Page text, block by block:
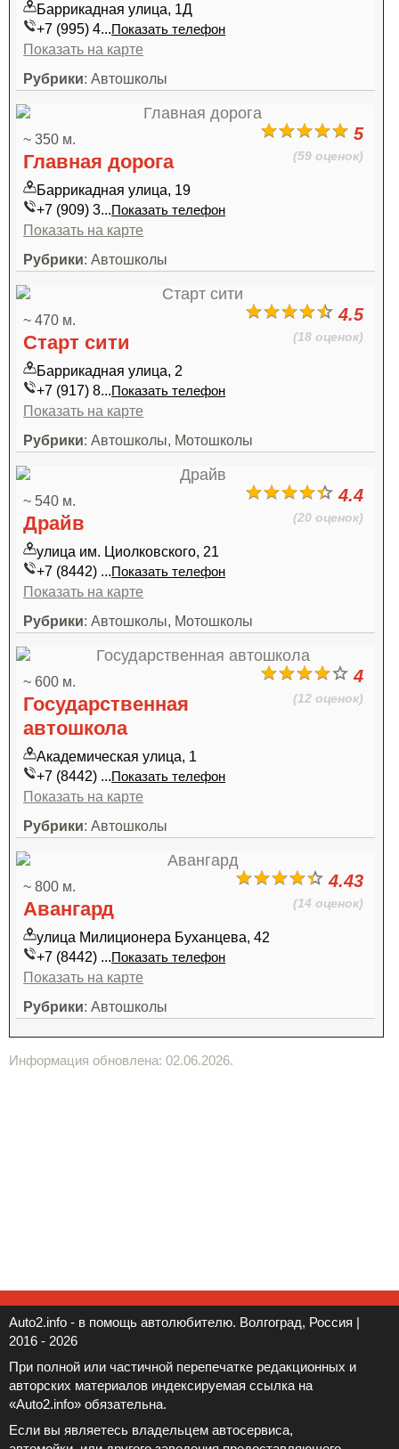
Баррикадная улица, 1Д
+7 (995) 4...Показать телефон
Показать на карте
Рубрики: Автошколы
5
(59 оценок)
~ 350 м.
Главная дорога
Баррикадная улица, 19
+7 (909) 3...Показать телефон
Показать на карте
Рубрики: Автошколы
4.5
(18 оценок)
~ 470 м.
Старт сити
Баррикадная улица, 2
+7 (917) 8...Показать телефон
Показать на карте
Рубрики: Автошколы, Мотошколы
4.4
(20 оценок)
~ 540 м.
Драйв
улица им. Циолковского, 21
+7 (8442) ...Показать телефон
Показать на карте
Рубрики: Автошколы, Мотошколы
4
(12 оценок)
~ 600 м.
Государственная
автошкола
Академическая улица, 1
+7 (8442) ...Показать телефон
Показать на карте
Рубрики: Автошколы
4.43
(14 оценок)
~ 800 м.
Авангард
улица Милиционера Буханцева, 42
+7 (8442) ...Показать телефон
Показать на карте
Рубрики: Автошколы
Информация обновлена: 02.06.2026.
Auto2.info - в помощь автолюбителю. Волгоград, Россия |
2016 - 2026
При полной или частичной перепечатке редакционных и
авторских материалов индексируемая ссылка на
«Auto2.info» обязательна.
Если вы являетесь владельцем автосервиса,